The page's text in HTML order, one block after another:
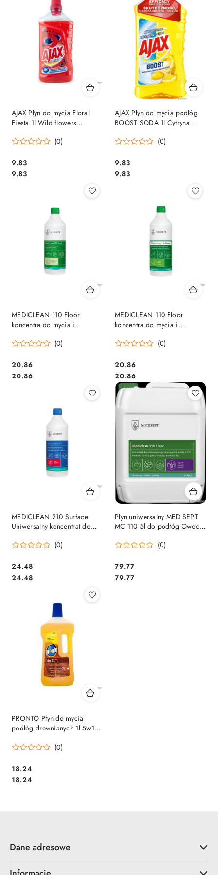
AJAX Płyn do mycia Floral
Fiesta 1l Wild flowers
(0)
Cena:
9.83
Cena:
9.83
AJAX Płyn do mycia podłóg
BOOST SODA 1l Cytryna
(0)
Cena:
9.83
Cena:
9.83
MEDICLEAN 110 Floor
koncentra do mycia i
podłóg 1L (białe kwiaty)
(0)
Cena:
20.86
Cena:
20.86
MEDICLEAN 110 Floor
koncentra do mycia i
podłóg 1L (egzotyczny)
(0)
Cena:
20.86
Cena:
20.86
MEDICLEAN 210 Surface
Uniwersalny koncentrat do
wodoodpornych 1l (czerwone
(0)
Cena:
24.48
Cena:
24.48
Płyn uniwersalny MEDISEPT
MC 110 5l do podłóg Owoce
(0)
Cena:
79.77
Cena:
79.77
PRONTO Płyn do mycia
podłóg drewnianych 1l 5w1
(0)
Cena:
18.24
Cena:
18.24
Dane adresowe